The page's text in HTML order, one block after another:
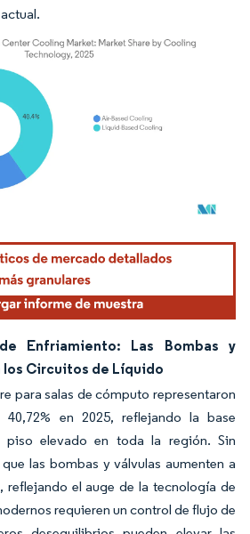
El uso requiere atribución según CC BY 4.0.
Enfriamiento: Las Bombas y
los Circuitos de Líquido
para salas de cómputo representaron
en 2025, reflejando la base
elevado en toda la región. Sin
las bombas y válvulas aumenten a
reflejando el auge de la tecnología de
requieren un control de flujo de